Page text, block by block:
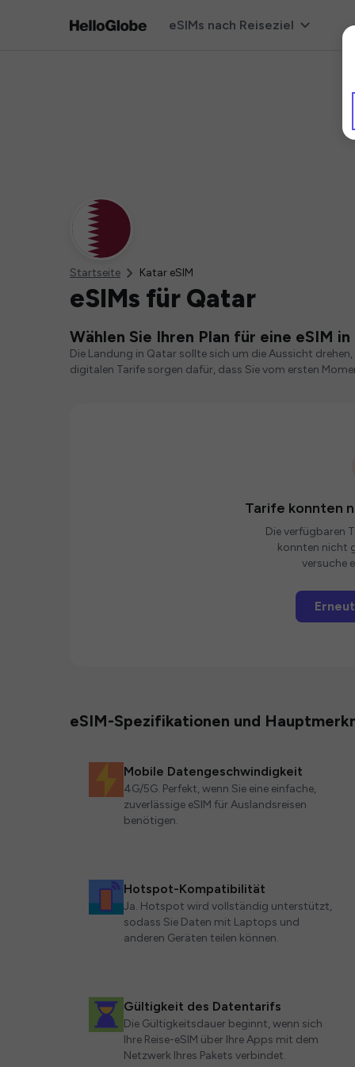
eSIMs nach Reiseziel
Startseite Katar eSIM
eSIMs für Qatar
Wählen Sie Ihren Plan für eine eSIM
Die Landung in Qatar sollte sich um die Aussicht
digitalen Tarife sorgen dafür, dass Sie vom ersten
Tarife konnten
Die verfügbaren
konnten nicht
versuche
eSIM-Spezifikationen und
Mobile Datengeschwindigkeit
4G/5G. Perfekt, wenn Sie eine einfache,
zuverlässige eSIM für Auslandsreisen
benötigen.
Hotspot-Kompatibilität
Ja. Hotspot wird vollständig unterstützt,
sodass Sie Daten mit Laptops und
anderen Geräten teilen können.
Gültigkeit des Datentarifs
Die Gültigkeitsdauer beginnt, wenn sich
Ihre Reise-eSIM über Ihre Apps mit dem
Netzwerk Ihres Pakets verbindet.